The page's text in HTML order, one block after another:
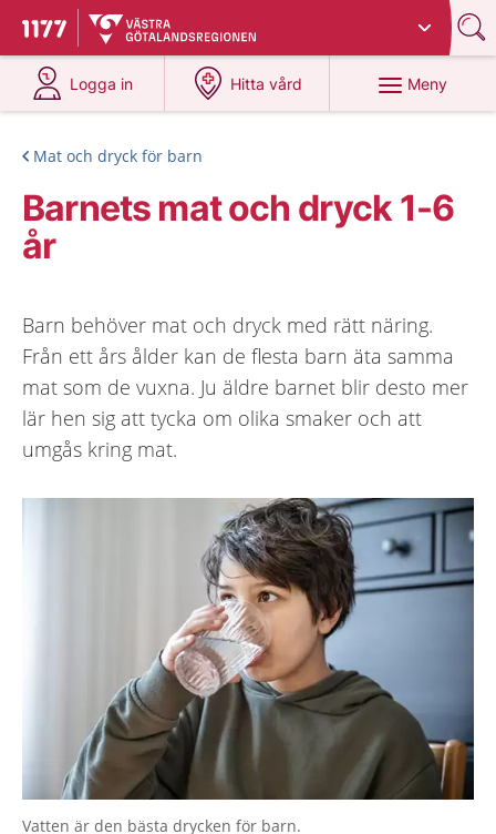
Till startsidan för 1177
Du har valt region
Logga in
på 1177.se
Hitta vård
på 1177.se
Meny
Mat och dryck för barn
Barnets mat och dryck 1-6
år
Barn behöver mat och dryck med rätt näring.
Från ett års ålder kan de flesta barn äta samma
mat som de vuxna. Ju äldre barnet blir desto mer
lär hen sig att tycka om olika smaker och att
umgås kring mat.
Vatten är den bästa drycken för barn.